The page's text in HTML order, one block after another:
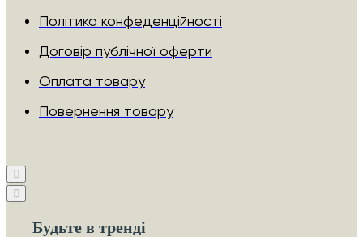
Політика конфеденційності
Договір публічної оферти
Оплата товару
Повернення товару
Будьте в тренді